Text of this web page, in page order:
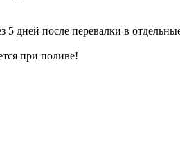
после перевалки в
при поливе!